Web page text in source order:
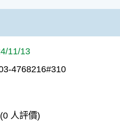
11/13
4768216#310
(0 人評價)